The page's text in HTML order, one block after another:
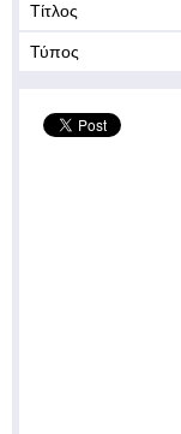
Τίτλος
Τύπος